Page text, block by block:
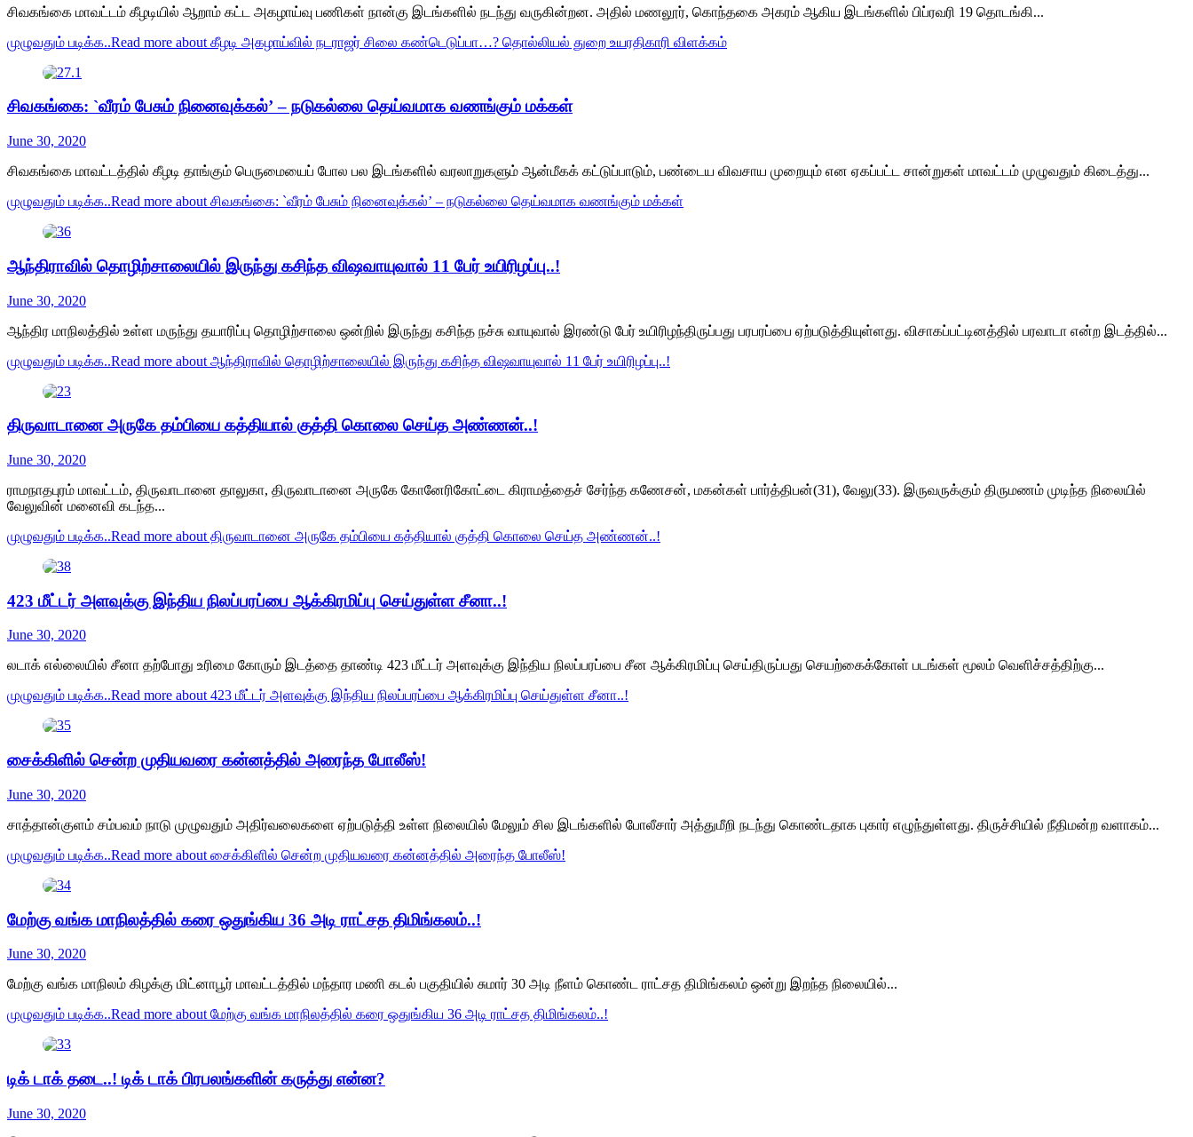
சிவகங்கை மாவட்டம் கீழடியில் ஆறாம் கட்ட அகழாய்வு பணிகள் நான்கு இடங்களில் நடந்து வருகின்றன. அதில் மணலூர், கொந்தகை அகரம் ஆகிய இடங்களில் பிப்ரவரி 19 தொடங்கி...
முழுவதும் படிக்க..Read more about கீழடி அகழாய்வில் நடராஜர் சிலை கண்டெடுப்பா…? தொல்லியல் துறை உயரதிகாரி விளக்கம்
சிவகங்கை: `வீரம் பேசும் நினைவுக்கல்’ – நடுகல்லை தெய்வமாக வணங்கும் மக்கள்
June 30, 2020
சிவகங்கை மாவட்டத்தில் கீழடி தாங்கும் பெருமையைப் போல பல இடங்களில் வரலாறுகளும் ஆன்மீகக் கட்டுப்பாடும், பண்டைய விவசாய முறையும் என ஏகப்பட்ட சான்றுகள் மாவட்டம் முழுவதும் கிடைத்து...
முழுவதும் படிக்க..Read more about சிவகங்கை: `வீரம் பேசும் நினைவுக்கல்’ – நடுகல்லை தெய்வமாக வணங்கும் மக்கள்
ஆந்திராவில் தொழிற்சாலையில் இருந்து கசிந்த விஷவாயுவால் 11 பேர் உயிரிழப்பு..!
June 30, 2020
ஆந்திர மாநிலத்தில் உள்ள மருந்து தயாரிப்பு தொழிற்சாலை ஒன்றில் இருந்து கசிந்த நச்சு வாயுவால் இரண்டு பேர் உயிரிழந்திருப்பது பரபரப்பை ஏற்படுத்தியுள்ளது. விசாகப்பட்டினத்தில் பரவாடா என்ற இடத்தில்...
முழுவதும் படிக்க..Read more about ஆந்திராவில் தொழிற்சாலையில் இருந்து கசிந்த விஷவாயுவால் 11 பேர் உயிரிழப்பு..!
திருவாடானை அருகே தம்பியை கத்தியால் குத்தி கொலை செய்த அண்ணன்..!
June 30, 2020
ராமநாதபுரம் மாவட்டம், திருவாடானை தாலுகா, திருவாடானை அருகே கோனேரிகோட்டை கிராமத்தைச் சேர்ந்த கணேசன், மகன்கள் பார்த்திபன்(31), வேலு(33). இருவருக்கும் திருமணம் முடிந்த நிலையில்
வேலுவின் மனைவி கடந்த...
முழுவதும் படிக்க..Read more about திருவாடானை அருகே தம்பியை கத்தியால் குத்தி கொலை செய்த அண்ணன்..!
423 மீட்டர் அளவுக்கு இந்திய நிலப்பரப்பை ஆக்கிரமிப்பு செய்துள்ள சீனா..!
June 30, 2020
லடாக் எல்லையில் சீனா தற்போது உரிமை கோரும் இடத்தை தாண்டி 423 மீட்டர் அளவுக்கு இந்திய நிலப்பரப்பை சீன ஆக்கிரமிப்பு செய்திருப்பது செயற்கைக்கோள் படங்கள் மூலம் வெளிச்சத்திற்கு...
முழுவதும் படிக்க..Read more about 423 மீட்டர் அளவுக்கு இந்திய நிலப்பரப்பை ஆக்கிரமிப்பு செய்துள்ள சீனா..!
சைக்கிளில் சென்ற முதியவரை கன்னத்தில் அரைந்த போலீஸ்!
June 30, 2020
சாத்தான்குளம் சம்பவம் நாடு முழுவதும் அதிர்வலைகளை ஏற்படுத்தி உள்ள நிலையில் மேலும் சில இடங்களில் போலீசார் அத்துமீறி நடந்து கொண்டதாக புகார் எழுந்துள்ளது. திருச்சியில் நீதிமன்ற வளாகம்...
முழுவதும் படிக்க..Read more about சைக்கிளில் சென்ற முதியவரை கன்னத்தில் அரைந்த போலீஸ்!
மேற்கு வங்க மாநிலத்தில் கரை ஒதுங்கிய 36 அடி ராட்சத திமிங்கலம்..!
June 30, 2020
மேற்கு வங்க மாநிலம் கிழக்கு மிட்னாபூர் மாவட்டத்தில் மந்தார மணி கடல் பகுதியில் சுமார் 30 அடி நீளம் கொண்ட ராட்சத திமிங்கலம் ஒன்று இறந்த நிலையில்...
முழுவதும் படிக்க..Read more about மேற்கு வங்க மாநிலத்தில் கரை ஒதுங்கிய 36 அடி ராட்சத திமிங்கலம்..!
டிக் டாக் தடை..! டிக் டாக் பிரபலங்களின் கருத்து என்ன?
June 30, 2020